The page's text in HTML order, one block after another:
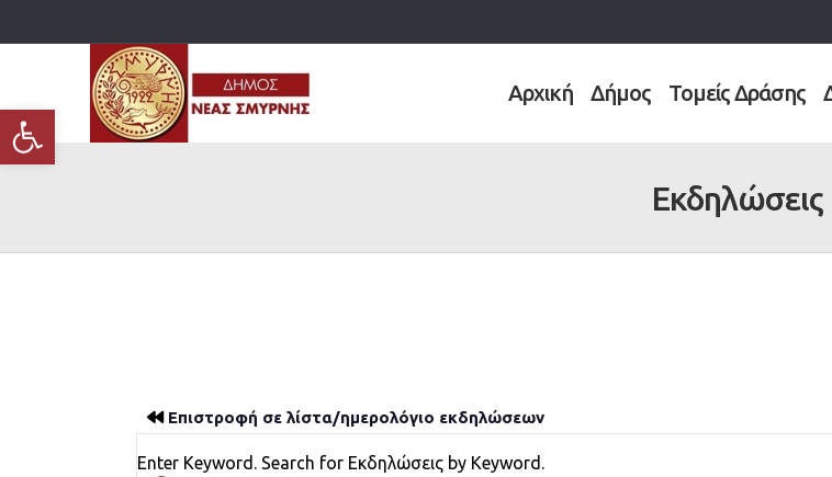
Ανοίξτε τη γραμμή εργαλείων
Αρχική Δήμος Τομείς Δράσης
Εκδηλώσεις
Επιστροφή σε λίστα/ημερολόγιο εκδηλώσεων
Εκδηλώσεις
Enter Keyword. Search for Εκδηλώσεις by Keyword.